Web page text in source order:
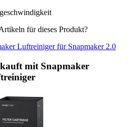
für dieses Produkt?
Luftreiniger für Snapmaker 2.0
mit Snapmaker